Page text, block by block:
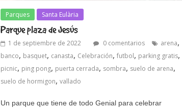
Parques Santa Eulària
Parque plaza de Jesús
1 de septiembre de 2022 0 comentarios arena,
banco, basquet, canasta, Celebración,futbol, parking gratis,
picnic, ping pong, puerta cerrada, sombra, suelo de arena,
suelo de hormigon,vallado
Un parque que tiene de todo Genial para celebrar